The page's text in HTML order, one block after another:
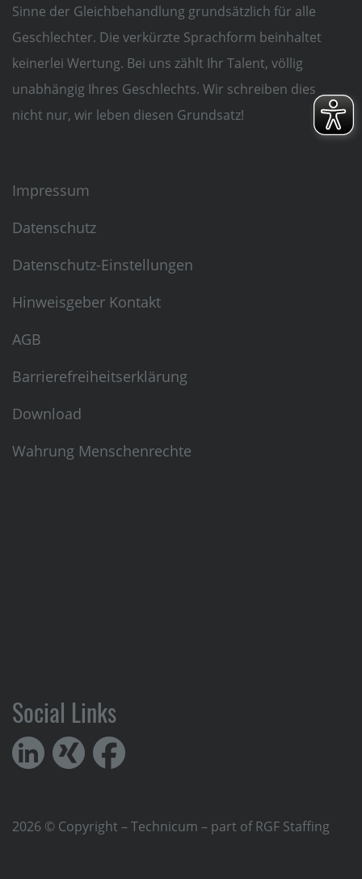
Sinne der Gleichbehandlung grundsätzlich für alle
Geschlechter. Die verkürzte Sprachform beinhaltet
keinerlei Wertung. Bei uns zählt Ihr Talent, völlig
unabhängig Ihres Geschlechts. Wir schreiben dies
nicht nur, wir leben diesen Grundsatz!
Impressum
Datenschutz
Datenschutz-Einstellungen
Hinweisgeber Kontakt
AGB
Barrierefreiheitserklärung
Download
Wahrung Menschenrechte
Social Links
2026 © Copyright – Technicum – part of RGF Staffing